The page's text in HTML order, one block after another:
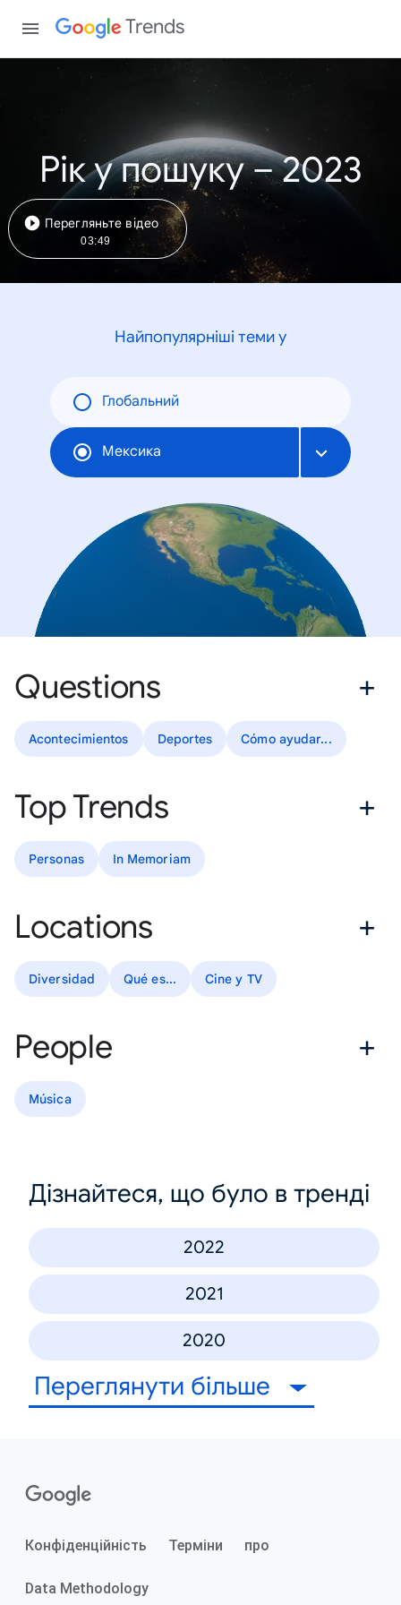
Trends
Рік у пошуку – 2023
Перегляньте відео
03:49
Найпопулярніші теми у
Глобальний
Мексика
Questions
Acontecimientos Deportes Cómo ayudar...
Top Trends
Personas In Memoriam
Locations
Diversidad Qué es... Cine y TV
People
Música
Дізнайтеся, що було в тренді
2022
2021
2020
Переглянути більше
Конфіденційність Терміни про
Data Methodology